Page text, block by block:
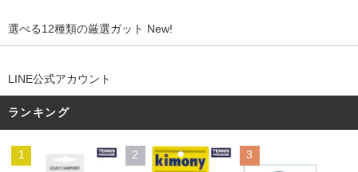
選べる12種類の厳選ガット New!
LINE公式アカウント
ランキング
1 2 3